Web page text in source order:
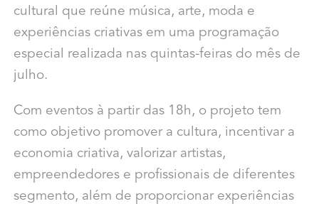
cultural que reúne música, arte, moda e
experiências criativas em uma programação
especial realizada nas quintas-feiras do mês de
julho.
Com eventos à partir das 18h, o projeto tem
como objetivo promover a cultura, incentivar a
economia criativa, valorizar artistas,
empreendedores e profissionais de diferentes
segmento, além de proporcionar experiências